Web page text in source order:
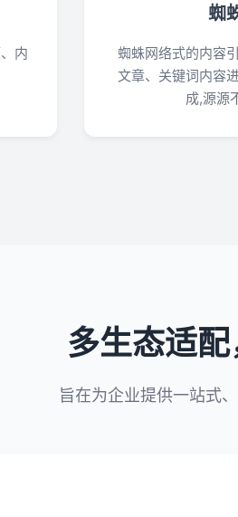
内
蜘
蜘蛛网络式的内容
文章、关键词内容
成,源源
多生态适
旨在为企业提供一站式